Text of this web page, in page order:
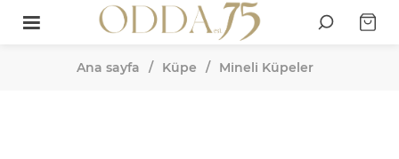
Ana sayfa / Küpe / Mineli Küpeler